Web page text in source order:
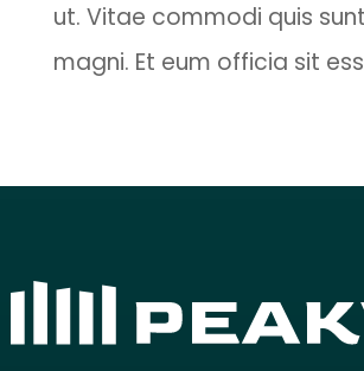
ut. Vitae commodi quis
magni. Et eum officia sit